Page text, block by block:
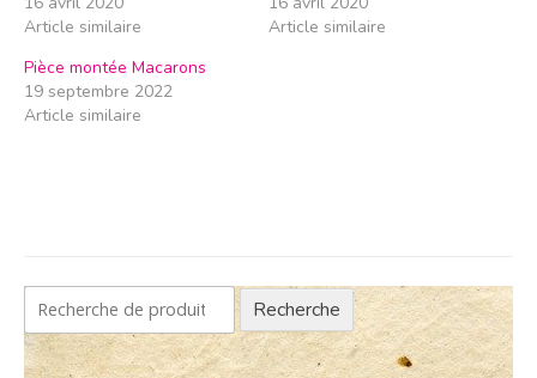
Article similaire
Article similaire
Pièce montée Macarons
19 septembre 2022
Article similaire
Recherche